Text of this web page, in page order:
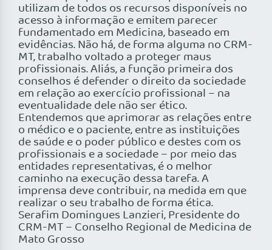
utilizam de todos os recursos disponíveis no
acesso à informação e emitem parecer
fundamentado em Medicina, baseado em
evidências. Não há, de forma alguma no CRM-
MT, trabalho voltado a proteger maus
profissionais. Aliás, a função primeira dos
conselhos é defender o direito da sociedade
em relação ao exercício profissional – na
eventualidade dele não ser ético.
Entendemos que aprimorar as relações entre
o médico e o paciente, entre as instituições
de saúde e o poder público e destes com os
profissionais e a sociedade – por meio das
entidades representativas, é o melhor
caminho na execução dessa tarefa. A
imprensa deve contribuir, na medida em que
realizar o seu trabalho de forma ética.
Serafim Domingues Lanzieri, Presidente do
CRM-MT – Conselho Regional de Medicina de
Mato Grosso